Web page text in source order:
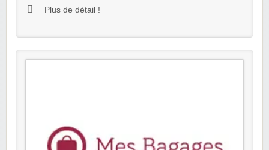
Plus de détail !